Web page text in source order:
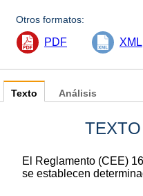
Otros formatos:
PDF XML
Texto
El Reglamento (CEE)
se establecen
Análisis